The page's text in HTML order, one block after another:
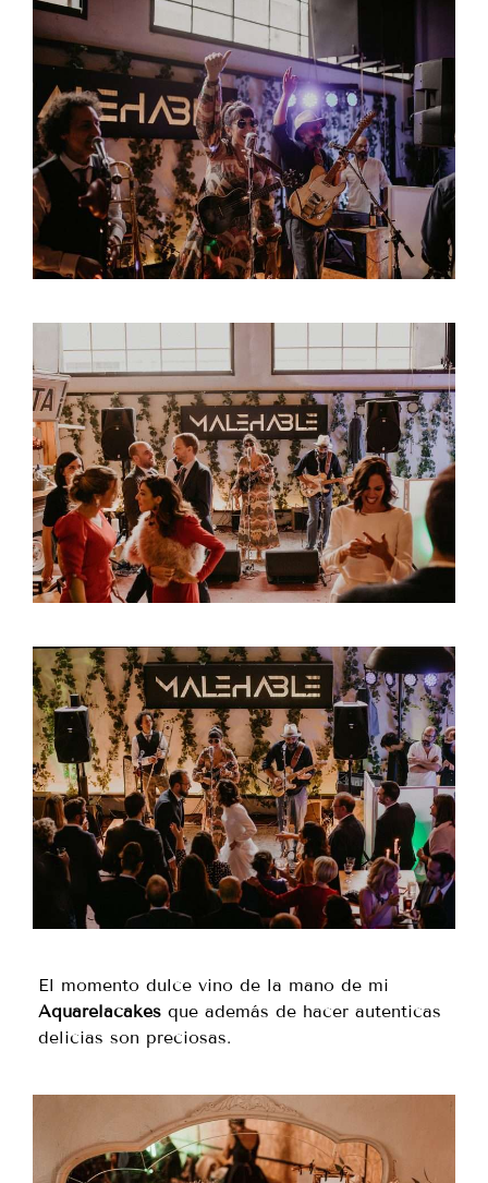
El momento dulce vino de la mano de mi
Aquarelacakes que además de hacer autenticas
delicias son preciosas.